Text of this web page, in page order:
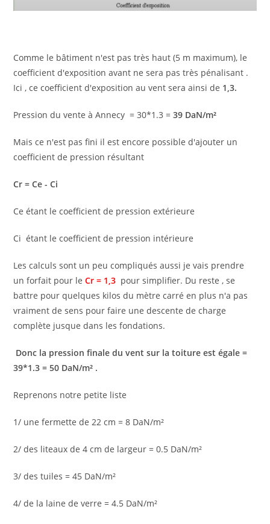
Comme le bâtiment n'est pas très haut (5 m maximum), le
coefficient d'exposition avant ne sera pas très pénalisant .
Ici , ce coefficient d'exposition au vent sera ainsi de 1,3.
Pression du vente à Annecy = 30*1.3 = 39 DaN/m²
Mais ce n'est pas fini il est encore possible d'ajouter un
coefficient de pression résultant
Cr = Ce - Ci
Ce étant le coefficient de pression extérieure
Ci étant le coefficient de pression intérieure
Les calculs sont un peu compliqués aussi je vais prendre
un forfait pour leCr = 1,3 pour simplifier. Du reste , se
battre pour quelques kilos du mètre carré en plus n'a pas
vraiment de sens pour faire une descente de charge
complète jusque dans les fondations.
Donc la pression finale du vent sur la toiture est égale =
39*1.3 = 50 DaN/m² .
Reprenons notre petite liste
1/ une fermette de 22 cm = 8 DaN/m²
2/ des liteaux de 4 cm de largeur = 0.5 DaN/m²
3/ des tuiles = 45 DaN/m²
4/ de la laine de verre = 4.5 DaN/m²